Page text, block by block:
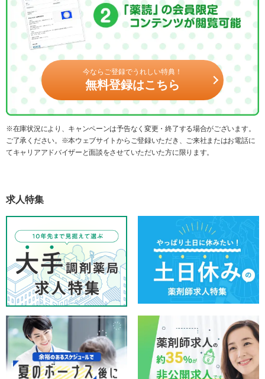
今ならご登録でうれしい特典！
無料登録はこちら
※在庫状況により、キャンペーンは予告なく変更・終了する場合がございます。
ご了承ください。※本ウェブサイトからご登録いただき、ご来社またはお電話に
てキャリアアドバイザーと面談をさせていただいた方に限ります。
求人特集